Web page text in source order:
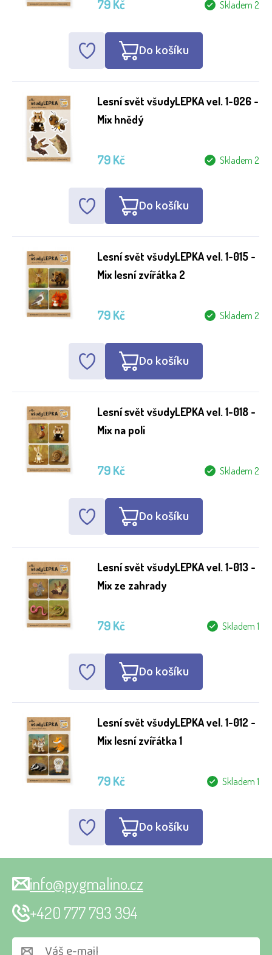
Skladem 2
79 Kč
Do košíku
Lesní svět všudyLEPKA vel. 1-026 -
Mix hnědý
Skladem 2
79 Kč
Do košíku
Lesní svět všudyLEPKA vel. 1-015 -
Mix lesní zvířátka 2
Skladem 2
79 Kč
Do košíku
Lesní svět všudyLEPKA vel. 1-018 -
Mix na poli
Skladem 2
79 Kč
Do košíku
Lesní svět všudyLEPKA vel. 1-013 -
Mix ze zahrady
Skladem 1
79 Kč
Do košíku
Lesní svět všudyLEPKA vel. 1-012 -
Mix lesní zvířátka 1
Skladem 1
79 Kč
Do košíku
info@pygmalino.cz
+420 777 793 394